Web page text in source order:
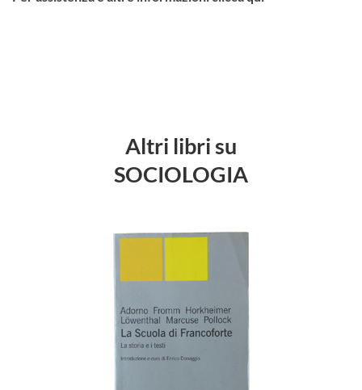
Altri libri su
SOCIOLOGIA